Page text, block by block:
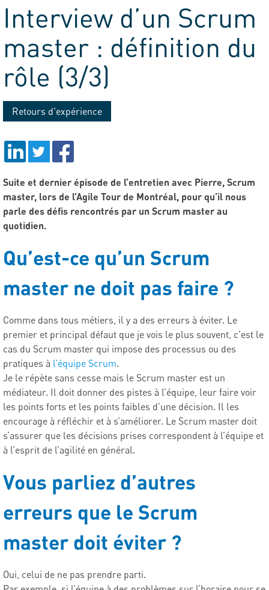
Tribune
Interview d’un Scrum
master : définition du
rôle (3/3)
Retours d'expérience
Suite et dernier épisode de l’entretien avec Pierre, Scrum
master, lors de l’Agile Tour de Montréal, pour qu’il nous
parle des défis rencontrés par un Scrum master au
quotidien.
Qu’est-ce qu’un Scrum
master ne doit pas faire ?
Comme dans tous métiers, il y a des erreurs à éviter. Le
premier et principal défaut que je vois le plus souvent, c’est le
cas du Scrum master qui impose des processus ou des
pratiques à l’équipe Scrum.
Je le répète sans cesse mais le Scrum master est un
médiateur. Il doit donner des pistes à l’équipe, leur faire voir
les points forts et les points faibles d’une décision. Il les
encourage à réfléchir et à s’améliorer. Le Scrum master doit
s’assurer que les décisions prises correspondent à l’équipe et
à l’esprit de l’agilité en général.
Vous parliez d’autres
erreurs que le Scrum
master doit éviter ?
Oui, celui de ne pas prendre parti.